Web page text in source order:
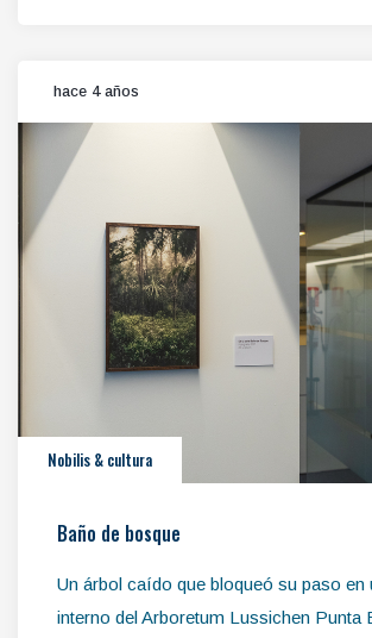
hace 4 años
Nobilis & cultura
Baño de bosque
Un árbol caído que bloqueó su paso en
interno del Arboretum Lussichen Punta